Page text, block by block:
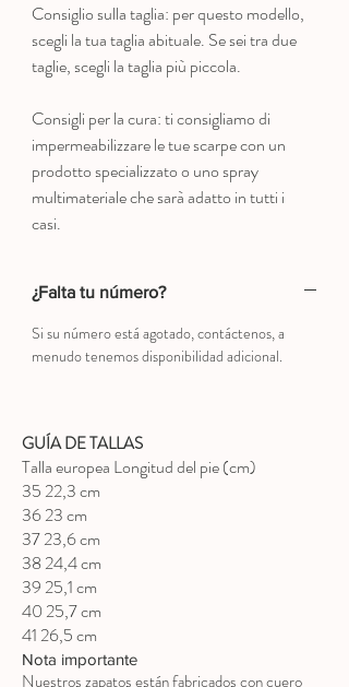
Consiglio sulla taglia: per questo modello,
scegli la tua taglia abituale. Se sei tra due
taglie, scegli la taglia più piccola.
Consigli per la cura: ti consigliamo di
impermeabilizzare le tue scarpe con un
prodotto specializzato o uno spray
multimateriale che sarà adatto in tutti i
casi.
¿Falta tu número?
Si su número está agotado, contáctenos, a
menudo tenemos disponibilidad adicional.
GUÍA DE TALLAS
Talla europea Longitud del pie (cm)
35 22,3 cm
36 23 cm
37 23,6 cm
38 24,4 cm
39 25,1 cm
40 25,7 cm
41 26,5 cm
Nota importante
Nuestros zapatos están fabricados con cuero